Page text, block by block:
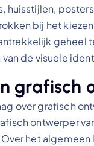
huisstijlen,
bij het
geheel
de visuele
grafisch
over grafisch
ontwerper
het